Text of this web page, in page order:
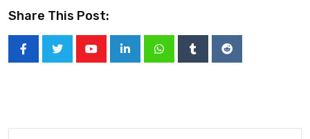
Share This Post: